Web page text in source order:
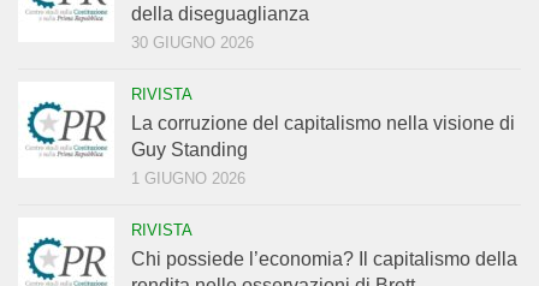
della diseguaglianza
30 GIUGNO 2026
RIVISTA
La corruzione del capitalismo nella visione di
Guy Standing
1 GIUGNO 2026
RIVISTA
Chi possiede l’economia? Il capitalismo della